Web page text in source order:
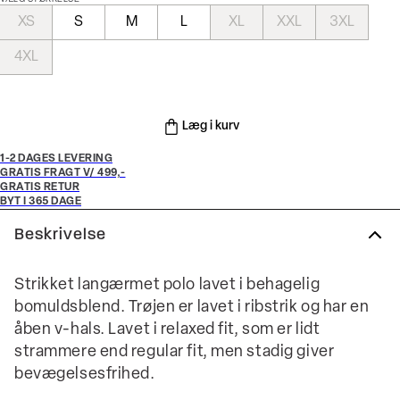
XS S M L XL XXL 3XL
4XL
Læg i kurv
1-2 DAGES LEVERING
GRATIS FRAGT V/ 499,-
GRATIS RETUR
BYT I 365 DAGE
Beskrivelse
Strikket langærmet polo lavet i behagelig
bomuldsblend. Trøjen er lavet i ribstrik og har en
åben v-hals. Lavet i relaxed fit, som er lidt
strammere end regular fit, men stadig giver
bevægelsesfrihed.